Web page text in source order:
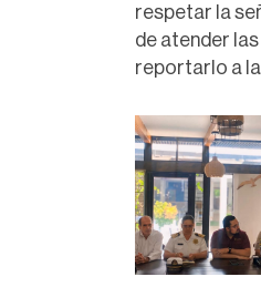
respetar la
de atender
reportarlo a